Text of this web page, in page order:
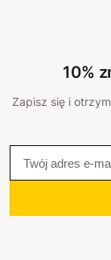
10%
Zapisz się i